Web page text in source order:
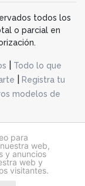
para
web,
y anuncios
web y
visitantes.
todos los
o parcial en
Todo lo que
Registra tu
modelos de
de privacidad